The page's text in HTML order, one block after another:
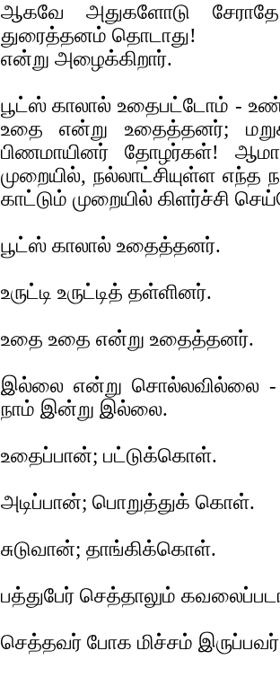
ஆகவே அதுகளோடு
துரைத்தனம் தொடாது!
என்று அழைக்கிறார்.
பூட்ஸ் காலால் உதைபட்டோம் -
உதை என்று உதைத்தனர்;
பிணமாயினர் தோழர்கள்!
முறையில், நல்லாட்சியுள்ள எந்த
காட்டும் முறையில் கிளர்ச்சி
பூட்ஸ் காலால் உதைத்தனர்.
உருட்டி உருட்டித் தள்ளினர்.
உதை உதை என்று உதைத்தனர்.
இல்லை என்று சொல்லவில்லை -
நாம் இன்று இல்லை.
உதைப்பான்; பட்டுக்கொள்.
அடிப்பான்; பொறுத்துக் கொள்.
சுடுவான்; தாங்கிக்கொள்.
பத்துபேர் செத்தாலும்
செத்தவர் போக மிச்சம்